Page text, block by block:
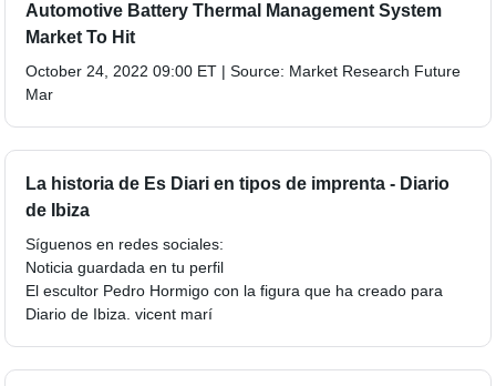
Automotive Battery Thermal Management System
Market To Hit
October 24, 2022 09:00 ET | Source: Market Research Future
Mar
La historia de Es Diari en tipos de imprenta - Diario
de Ibiza
Síguenos en redes sociales:
Noticia guardada en tu perfil
El escultor Pedro Hormigo con la figura que ha creado para
Diario de Ibiza. vicent marí